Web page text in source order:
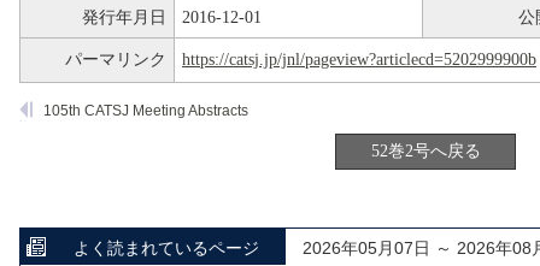
発行年月日 2016-12-01 公
パーマリンク https://catsj.jp/jnl/pageview?articlecd=5202999900b
105th CATSJ Meeting Abstracts
52巻2号へ戻る
よく読まれているページ 2026年05月07日 ～ 2026年08